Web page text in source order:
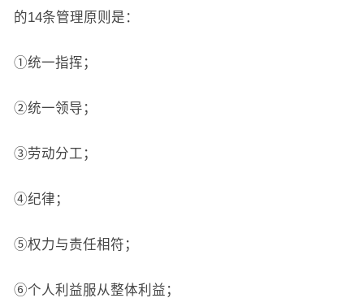
的14条管理原则是：
①统一指挥；
②统一领导；
③劳动分工；
④纪律；
⑤权力与责任相符；
⑥个人利益服从整体利益；